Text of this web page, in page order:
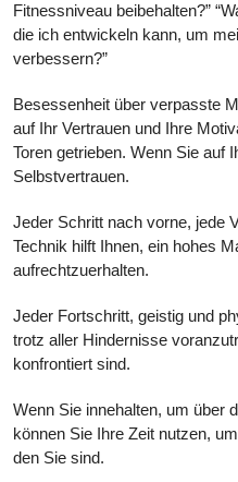
Fitnessniveau beibehalten?”
die ich entwickeln kann, um
verbessern?”
Besessenheit über verpasste
auf Ihr Vertrauen und Ihre
Toren getrieben. Wenn Sie auf
Selbstvertrauen.
Jeder Schritt nach vorne, jede
Technik hilft Ihnen, ein hohes
aufrechtzuerhalten.
Jeder Fortschritt, geistig und
trotz aller Hindernisse
konfrontiert sind.
Wenn Sie innehalten, um über
können Sie Ihre Zeit nutzen,
den Sie sind.